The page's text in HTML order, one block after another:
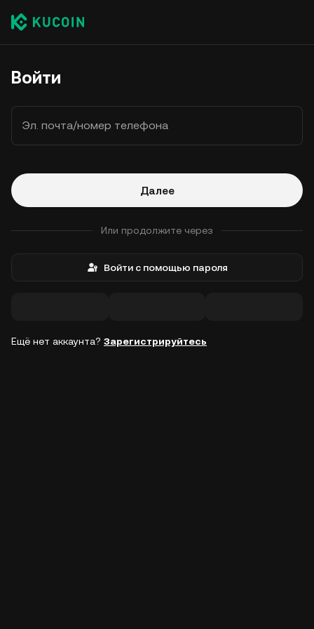
Войти
Эл. почта/номер телефона
Далее
Или продолжите через
Войти с помощью пароля
Ещё нет аккаунта? Зарегистрируйтесь